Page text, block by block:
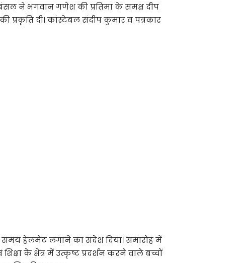
ने भगवान गणेश की प्रतिमा के समक्ष दीप
प्रकृति दी। कांस्टेबल संदीप कुमार व पत्रकार
हेलमेट लगाने का संदेश दिया। समारोह में
के क्षेत्र में उत्कृष्ट प्रदर्शन करने वाले बच्चों